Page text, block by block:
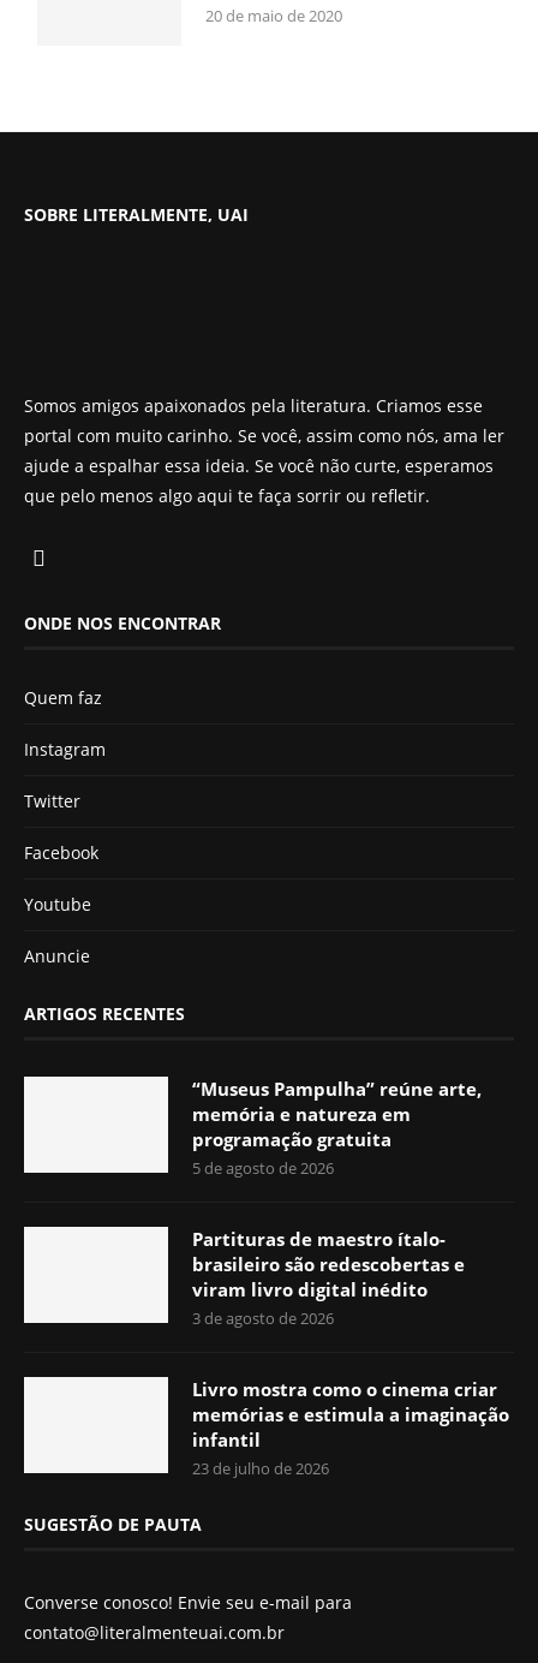
20 de maio de 2020
SOBRE LITERALMENTE, UAI
Somos amigos apaixonados pela literatura. Criamos esse
portal com muito carinho. Se você, assim como nós, ama ler
ajude a espalhar essa ideia. Se você não curte, esperamos
que pelo menos algo aqui te faça sorrir ou refletir.
ONDE NOS ENCONTRAR
Quem faz
Instagram
Twitter
Facebook
Youtube
Anuncie
ARTIGOS RECENTES
“Museus Pampulha” reúne arte,
memória e natureza em
programação gratuita
5 de agosto de 2026
Partituras de maestro ítalo-
brasileiro são redescobertas e
viram livro digital inédito
3 de agosto de 2026
Livro mostra como o cinema criar
memórias e estimula a imaginação
infantil
23 de julho de 2026
SUGESTÃO DE PAUTA
Converse conosco! Envie seu e-mail para
contato@literalmenteuai.com.br